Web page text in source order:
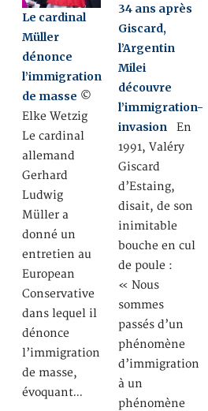
Le cardinal
Müller
dénonce
l’immigration
de masse ©
Elke Wetzig
Le cardinal
allemand
Gerhard
Ludwig
Müller a
donné un
entretien au
European
Conservative
dans lequel il
dénonce
l’immigration
de masse,
évoquant…
34 ans après
Giscard,
l’Argentin
Milei
découvre
l’immigration-
invasion En
1991, Valéry
Giscard
d’Estaing,
disait, de son
inimitable
bouche en cul
de poule :
« Nous
sommes
passés d’un
phénomène
d’immigration
à un
phénomène